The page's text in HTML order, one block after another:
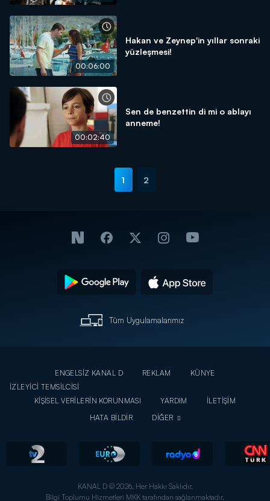
00:06:00
Hakan ve Zeynep'in yıllar sonraki
yüzleşmesi!
00:02:40
Sen de benzettin di mi o ablayı
anneme!
1 2
Tüm Uygulamalarımız
ENGELSİZ KANAL D REKLAM
KÜNYE
İZLEYİCİ TEMSİLCİSİ
KİŞİSEL VERİLERİN KORUNMASI
YARDIM
İLETİŞİM
HATA BİLDİR
DİĞER
KANAL D © 2026. Her Hakkı Saklıdır.
Bilgi Toplumu Hizmetleri MKK tarafından sağlanmaktadır.